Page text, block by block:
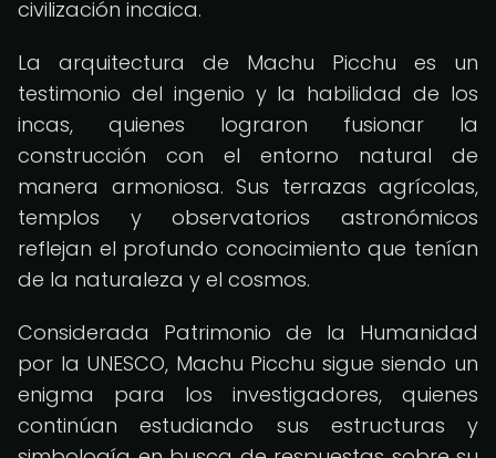
civilización incaica.
La arquitectura de Machu Picchu es un
testimonio del ingenio y la habilidad de los
incas, quienes lograron fusionar la
construcción con el entorno natural de
manera armoniosa. Sus terrazas agrícolas,
templos y observatorios astronómicos
reflejan el profundo conocimiento que tenían
de la naturaleza y el cosmos.
Considerada Patrimonio de la Humanidad
por la UNESCO, Machu Picchu sigue siendo un
enigma para los investigadores, quienes
continúan estudiando sus estructuras y